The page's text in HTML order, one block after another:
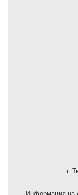
г.